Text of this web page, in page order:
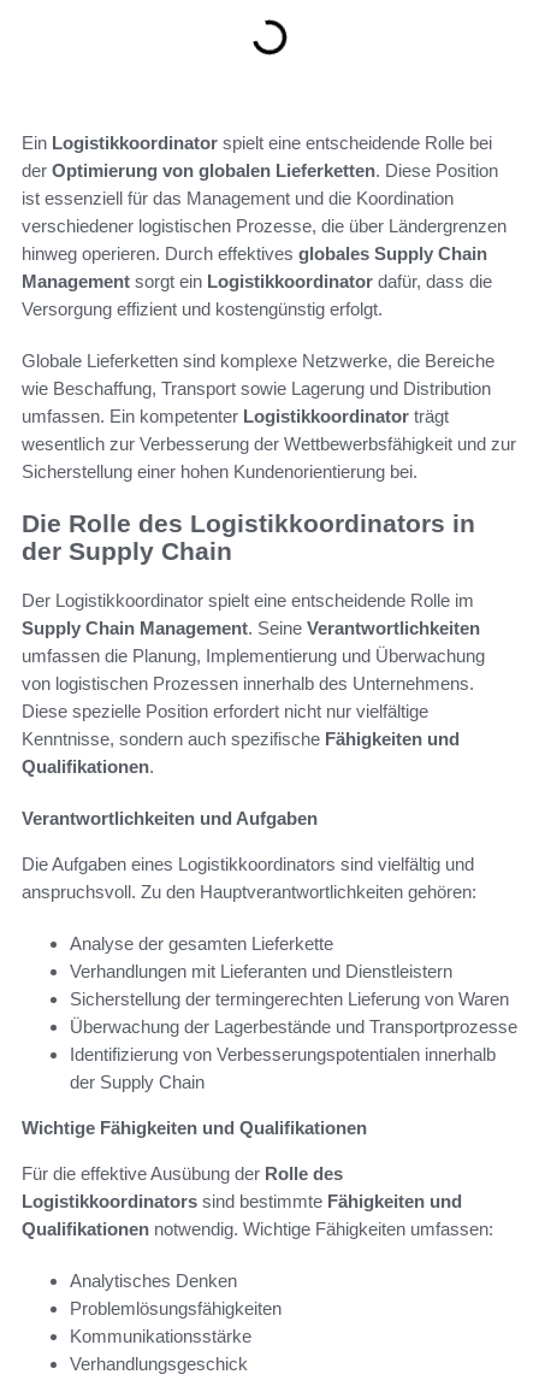
Ein Logistikkoordinator spielt eine entscheidende Rolle bei
der Optimierung von globalen Lieferketten. Diese Position
ist essenziell für das Management und die Koordination
verschiedener logistischen Prozesse, die über Ländergrenzen
hinweg operieren. Durch effektives globales Supply Chain
Management sorgt ein Logistikkoordinator dafür, dass die
Versorgung effizient und kostengünstig erfolgt.
Globale Lieferketten sind komplexe Netzwerke, die Bereiche
wie Beschaffung, Transport sowie Lagerung und Distribution
umfassen. Ein kompetenter Logistikkoordinator trägt
wesentlich zur Verbesserung der Wettbewerbsfähigkeit und zur
Sicherstellung einer hohen Kundenorientierung bei.
Die Rolle des Logistikkoordinators in
der Supply Chain
Der Logistikkoordinator spielt eine entscheidende Rolle im
Supply Chain Management. Seine Verantwortlichkeiten
umfassen die Planung, Implementierung und Überwachung
von logistischen Prozessen innerhalb des Unternehmens.
Diese spezielle Position erfordert nicht nur vielfältige
Kenntnisse, sondern auch spezifische Fähigkeiten und
Qualifikationen.
Verantwortlichkeiten und Aufgaben
Die Aufgaben eines Logistikkoordinators sind vielfältig und
anspruchsvoll. Zu den Hauptverantwortlichkeiten gehören:
Analyse der gesamten Lieferkette
Verhandlungen mit Lieferanten und Dienstleistern
Sicherstellung der termingerechten Lieferung von Waren
Überwachung der Lagerbestände und Transportprozesse
Identifizierung von Verbesserungspotentialen innerhalb
der Supply Chain
Wichtige Fähigkeiten und Qualifikationen
Für die effektive Ausübung der Rolle des
Logistikkoordinators sind bestimmte Fähigkeiten und
Qualifikationen notwendig. Wichtige Fähigkeiten umfassen:
Analytisches Denken
Problemlösungsfähigkeiten
Kommunikationsstärke
Verhandlungsgeschick